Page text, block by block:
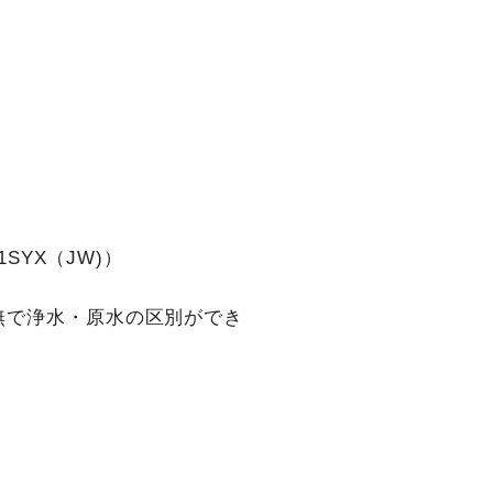
（JW)）
浄水・原水の区別ができ